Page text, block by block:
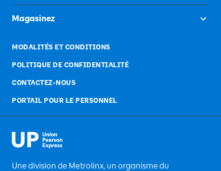
Magasinez
MODALITÉS ET CONDITIONS
POLITIQUE DE CONFIDENTIALITÉ
CONTACTEZ-NOUS
PORTAIL POUR LE PERSONNEL
Une division de Metrolinx, un organisme du